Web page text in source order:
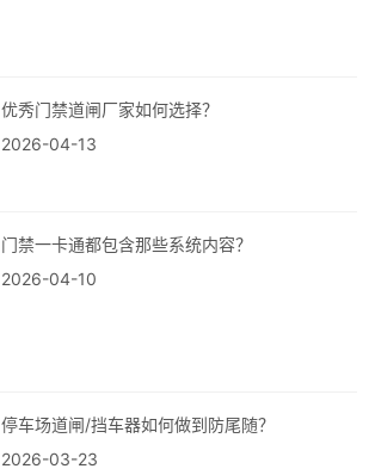
优秀门禁道闸厂家如何选择？
2026-04-13
门禁一卡通都包含那些系统内容？
2026-04-10
停车场道闸/挡车器如何做到防尾随？
2026-03-23